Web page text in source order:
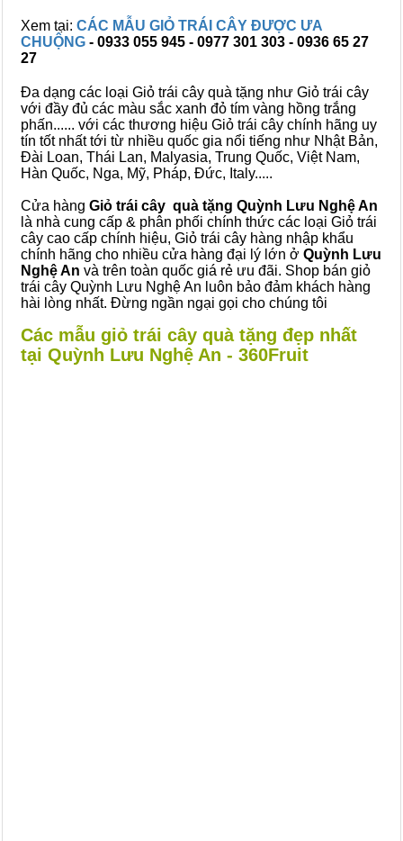
Xem tại: CÁC MẪU GIỎ TRÁI CÂY ĐƯỢC ƯA
CHUỘNG - 0933 055 945 - 0977 301 303 - 0936 65 27
27
Đa dạng các loại Giỏ trái cây quà tặng như Giỏ trái cây
với đầy đủ các màu sắc xanh đỏ tím vàng hồng trắng
phấn...... với các thương hiệu Giỏ trái cây chính hãng uy
tín tốt nhất tới từ nhiều quốc gia nổi tiếng như Nhật Bản,
Đài Loan, Thái Lan, Malyasia, Trung Quốc, Việt Nam,
Hàn Quốc, Nga, Mỹ, Pháp, Đức, Italy.....
Cửa hàng Giỏ trái cây quà tặng Quỳnh Lưu Nghệ An
là nhà cung cấp & phân phối chính thức các loại Giỏ trái
cây cao cấp chính hiệu, Giỏ trái cây hàng nhập khẩu
chính hãng cho nhiều cửa hàng đại lý lớn ở Quỳnh Lưu
Nghệ An và trên toàn quốc giá rẻ ưu đãi. Shop bán giỏ
trái cây Quỳnh Lưu Nghệ An luôn bảo đảm khách hàng
hài lòng nhất. Đừng ngần ngại gọi cho chúng tôi
Các mẫu giỏ trái cây quà tặng đẹp nhất
tại Quỳnh Lưu Nghệ An - 360Fruit